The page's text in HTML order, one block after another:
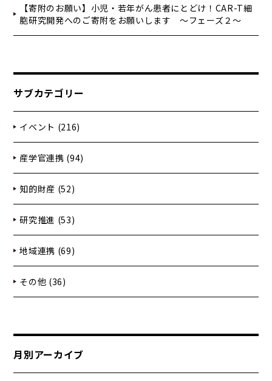
【寄附のお願い】小児・若年がん患者にとどけ！CAR-T細
胞研究開発へのご寄附をお願いします ～フェーズ２～
サブカテゴリー
イベント (216)
産学官連携 (94)
知的財産 (52)
研究推進 (53)
地域連携 (69)
その他 (36)
月別アーカイブ